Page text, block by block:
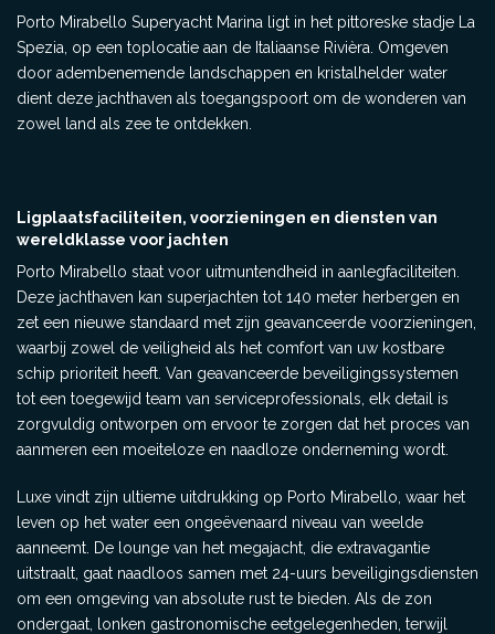
Porto Mirabello Superyacht Marina ligt in het pittoreske stadje La
Spezia, op een toplocatie aan de Italiaanse Rivièra. Omgeven
door adembenemende landschappen en kristalhelder water
dient deze jachthaven als toegangspoort om de wonderen van
zowel land als zee te ontdekken.
Ligplaatsfaciliteiten, voorzieningen en diensten van
wereldklasse voor jachten
Porto Mirabello staat voor uitmuntendheid in aanlegfaciliteiten.
Deze jachthaven kan superjachten tot 140 meter herbergen en
zet een nieuwe standaard met zijn geavanceerde voorzieningen,
waarbij zowel de veiligheid als het comfort van uw kostbare
schip prioriteit heeft. Van geavanceerde beveiligingssystemen
tot een toegewijd team van serviceprofessionals, elk detail is
zorgvuldig ontworpen om ervoor te zorgen dat het proces van
aanmeren een moeiteloze en naadloze onderneming wordt.
Luxe vindt zijn ultieme uitdrukking op Porto Mirabello, waar het
leven op het water een ongeëvenaard niveau van weelde
aanneemt. De lounge van het megajacht, die extravagantie
uitstraalt, gaat naadloos samen met 24-uurs beveiligingsdiensten
om een omgeving van absolute rust te bieden. Als de zon
ondergaat, lonken gastronomische eetgelegenheden, terwijl